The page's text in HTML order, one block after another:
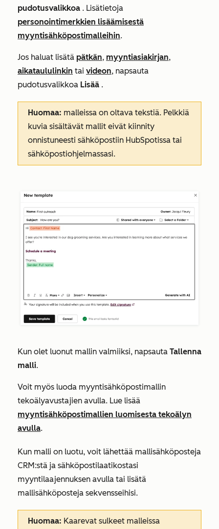
pudotusvalikkoa . Lisätietoja
personointimerkkien lisäämisestä
myyntisähköpostimalleihin.
Jos haluat lisätä pätkän, myyntiasiakirjan,
aikataululinkin tai videon, napsauta
pudotusvalikkoa Lisää .
Huomaa: malleissa on oltava tekstiä. Pelkkiä
kuvia sisältävät mallit eivät kiinnity
onnistuneesti sähköpostiin HubSpotissa tai
sähköpostiohjelmassasi.
Kun olet luonut mallin valmiiksi, napsauta Tallenna
malli.
Voit myös luoda myyntisähköpostimallin
tekoälyavustajien avulla. Lue lisää
myyntisähköpostimallien luomisesta tekoälyn
avulla.
Kun malli on luotu, voit lähettää mallisähköposteja
CRM:stä ja sähköpostilaatikostasi
myyntilaajennuksen avulla tai lisätä
mallisähköposteja sekvensseihisi.
Huomaa: Kaarevat sulkeet malleissa